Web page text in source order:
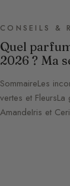
CONSEILS &
Quel
2026 ? Ma
SommaireLes
vertes et
AmandeIris et